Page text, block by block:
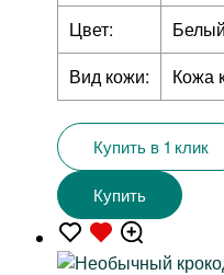
Цвет:
Вид кожи:
Кожа
Купить в 1 клик
Купить